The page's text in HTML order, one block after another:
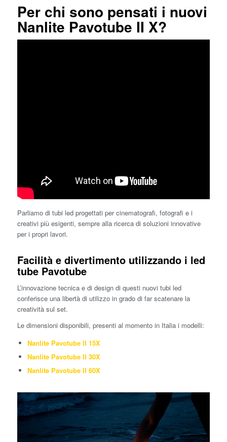
Per chi sono pensati i nuovi
Nanlite Pavotube II X?
Parliamo di tubi led progettati per cinematografi, fotografi e i
creativi più esigenti, sempre alla ricerca di soluzioni innovative
per i propri lavori.
Facilità e divertimento utilizzando i led
tube Pavotube
L’innovazione tecnica e di design di questi nuovi tubi led
conferisce una libertà di utilizzo in grado di far scatenare la
creatività sul set.
Le dimensioni disponibili, presenti al momento in Italia i modelli:
Nanlite Pavotube II 15X
Nanlite Pavotube II 30X
Nanlite Pavotube II 60X